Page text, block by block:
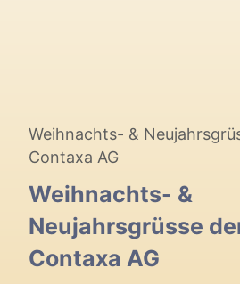
Weihnachts- &
Contaxa AG
Weihnachts- &
Neujahrsgrüsse
Contaxa AG